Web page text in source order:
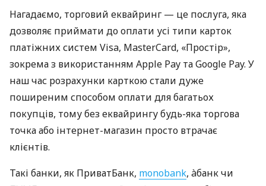
Нагадаємо, торговий еквайринг — це послуга, яка
дозволяє приймати до оплати усі типи карток
платіжних систем Visa, MasterCard, «Простір»,
зокрема з використанням Apple Pay та Google Pay. У
наш час розрахунки карткою стали дуже
поширеним способом оплати для багатьох
покупців, тому без еквайрингу будь-яка торгова
точка або інтернет-магазин просто втрачає
клієнтів.
Такі банки, як ПриватБанк, monobank, àбанк чи